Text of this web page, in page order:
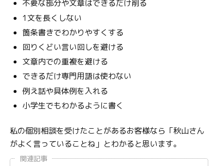
不要な部分や文章はできるだけ削る
1文を長くしない
箇条書きでわかりやすくする
回りくどい言い回しを避ける
文章内での重複を避ける
できるだけ専門用語は使わない
例え話や具体例を入れる
小学生でもわかるように書く
私の個別相談を受けたことがあるお客様なら「秋山さん
がよく言っていることね」とわかると思います。
関連記事